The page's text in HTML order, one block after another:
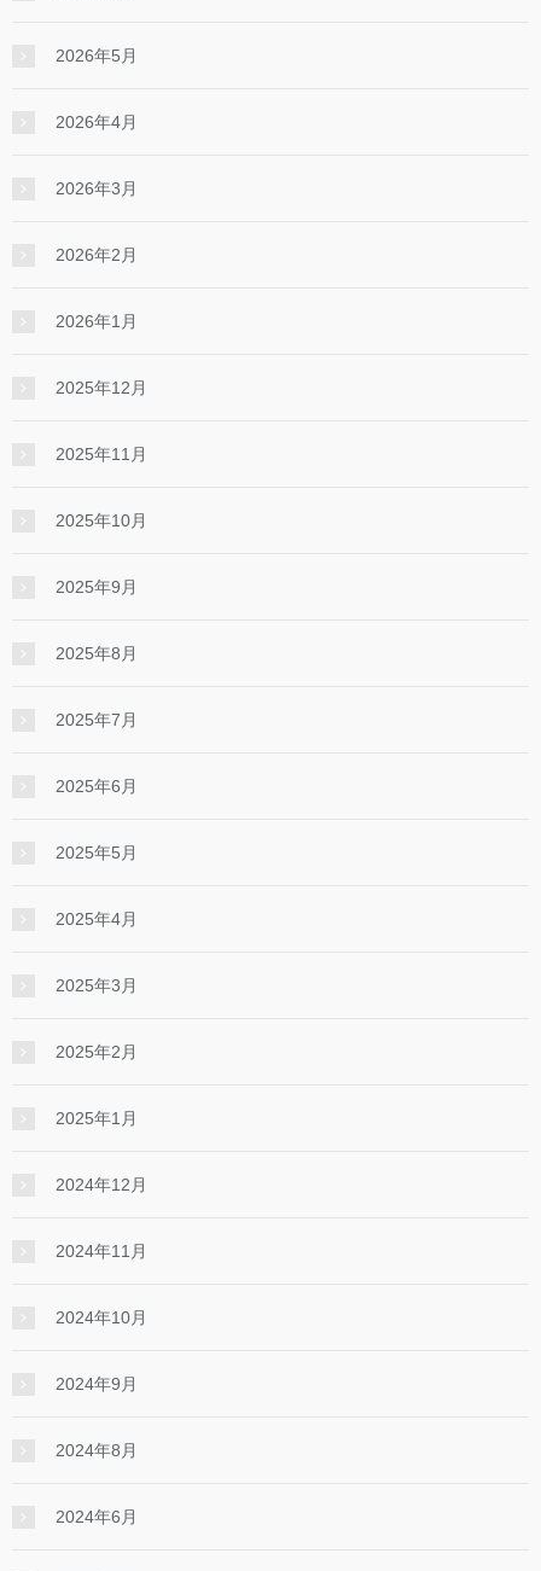
2026年5月
2026年4月
2026年3月
2026年2月
2026年1月
2025年12月
2025年11月
2025年10月
2025年9月
2025年8月
2025年7月
2025年6月
2025年5月
2025年4月
2025年3月
2025年2月
2025年1月
2024年12月
2024年11月
2024年10月
2024年9月
2024年8月
2024年6月